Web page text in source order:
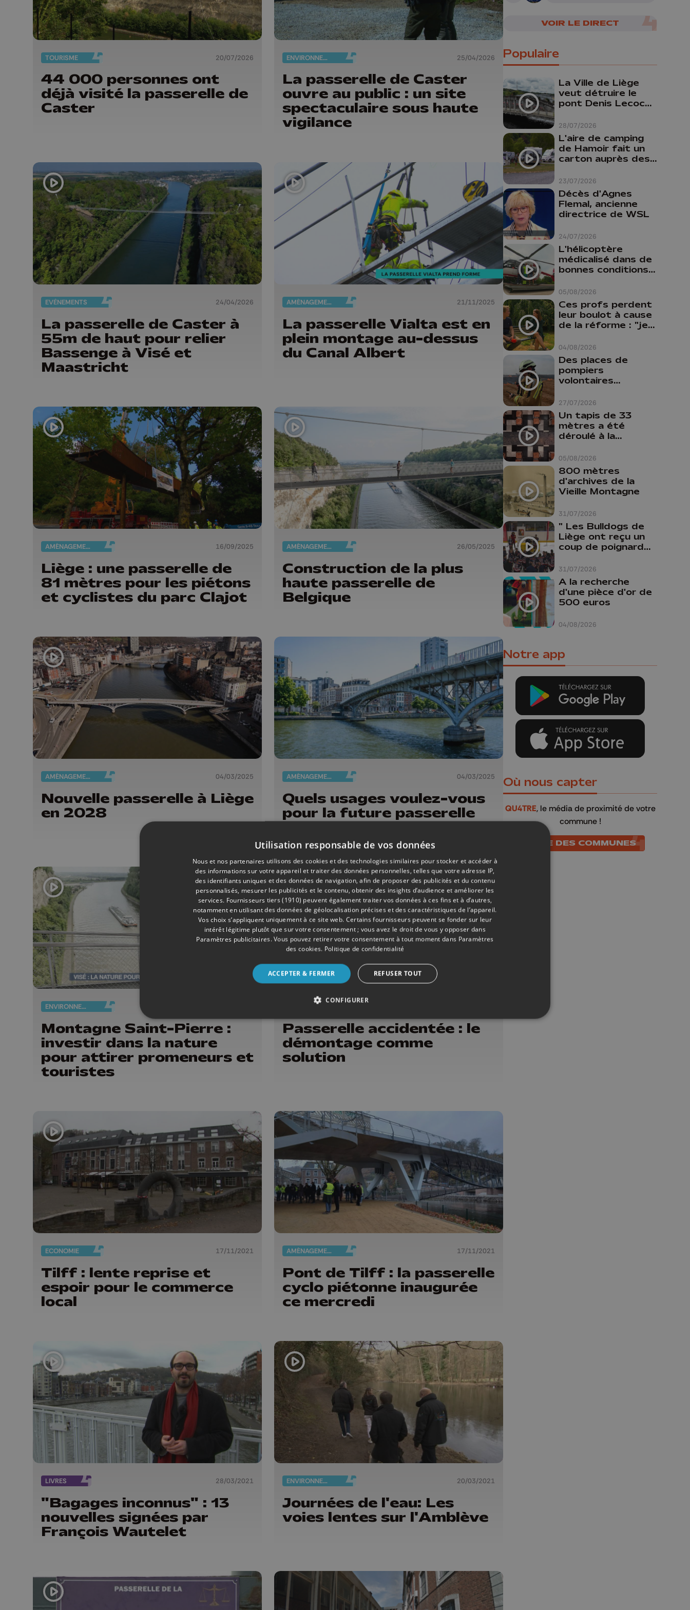
TOURISME 20/07/2026
44 000 personnes ont
déjà visité la passerelle de
Caster
ENVIRONNEMENT 25/04/2026
La passerelle de Caster
ouvre au public : un site
spectaculaire sous haute
vigilance
EVÈNEMENTS 24/04/2026
La passerelle de Caster à
55m de haut pour relier
Bassenge à Visé et
Maastricht
AMÉNAGEMENT DU TERRITOIRE 21/11/2025
La passerelle Vialta est en
plein montage au-dessus
du Canal Albert
AMÉNAGEMENT DU TERRITOIRE 16/09/2025
Liège : une passerelle de
81 mètres pour les piétons
et cyclistes du parc Clajot
AMÉNAGEMENT DU TERRITOIRE 26/05/2025
Construction de la plus
haute passerelle de
Belgique
AMÉNAGEMENT DU TERRITOIRE 04/03/2025
Nouvelle passerelle à Liège
en 2028
AMÉNAGEMENT DU TERRITOIRE 04/03/2025
Quels usages voulez-vous
pour la future passerelle
Saucy
ENVIRONNEMENT
Montagne Saint-Pierre :
investir dans la nature
pour attirer promeneurs et
touristes
FAITS DIVERS
Passerelle accidentée : le
démontage comme
solution
ECONOMIE 17/11/2021
Tilff : lente reprise et
espoir pour le commerce
local
AMÉNAGEMENT DU TERRITOIRE 17/11/2021
Pont de Tilff : la passerelle
cyclo piétonne inaugurée
ce mercredi
LIVRES 28/03/2021
"Bagages inconnus" : 13
nouvelles signées par
François Wautelet
ENVIRONNEMENT 20/03/2021
Journées de l'eau: Les
voies lentes sur l'Amblève
VOIR LE DIRECT
Populaire
28/07/2026
La Ville de Liège
veut détruire le
pont Denis Lecocq
budget pour le
faire
23/07/2026
L'aire de camping
de Hamoir fait un
carton auprès des
24/07/2026
Décès d'Agnes
Flemal, ancienne
directrice de WSL
05/08/2026
L'hélicoptère
médicalisé dans de
bonnes conditions à
04/08/2026
Ces profs perdent
leur boulot à cause
de la réforme : "je
comme prof que
comme
pharmacienne"
27/07/2026
Des places de
pompiers
volontaires
province de Liège :
"Un citoyen qui
n'est formé ne
peut pas nous
aider"
05/08/2026
Un tapis de 33
mètres a été
déroulé à la
Liège
31/07/2026
800 mètres
d'archives de la
Vieille Montagne
31/07/2026
" Les Bulldogs de
Liège ont reçu un
coup de poignard
04/08/2026
A la recherche
d'une pièce d'or de
500 euros
Notre app
Où nous capter
QU4TRE, le média de proximité de votre
commune !
LISTE DES COMMUNES
Utilisation responsable de vos données
Nous et nos partenaires utilisons des cookies et des technologies similaires pour stocker et accéder à
des informations sur votre appareil et traiter des données personnelles, telles que votre adresse IP,
des identifiants uniques et des données de navigation, afin de proposer des publicités et du contenu
personnalisés, mesurer les publicités et le contenu, obtenir des insights d’audience et améliorer les
services. Fournisseurs tiers (1910) peuvent également traiter vos données à ces fins et à d’autres,
notamment en utilisant des données de géolocalisation précises et des caractéristiques de l’appareil.
Vos choix s’appliquent uniquement à ce site web. Certains fournisseurs peuvent se fonder sur leur
intérêt légitime plutôt que sur votre consentement ; vous avez le droit de vous y opposer dans
Paramètres publicitaires. Vous pouvez retirer votre consentement à tout moment dans Paramètres
des cookies. Politique de confidentialité
ACCEPTER & FERMER REFUSER TOUT
CONFIGURER